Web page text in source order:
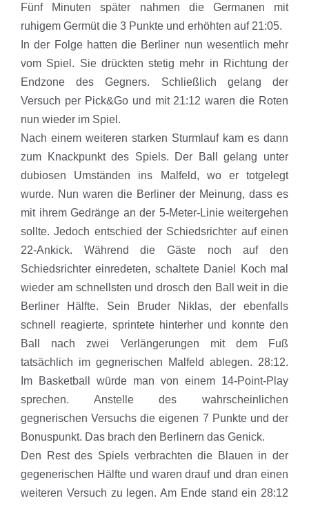
Fünf Minuten später nahmen die Germanen mit
ruhigem Germüt die 3 Punkte und erhöhten auf 21:05.
In der Folge hatten die Berliner nun wesentlich mehr
vom Spiel. Sie drückten stetig mehr in Richtung der
Endzone des Gegners. Schließlich gelang der
Versuch per Pick&Go und mit 21:12 waren die Roten
nun wieder im Spiel.
Nach einem weiteren starken Sturmlauf kam es dann
zum Knackpunkt des Spiels. Der Ball gelang unter
dubiosen Umständen ins Malfeld, wo er totgelegt
wurde. Nun waren die Berliner der Meinung, dass es
mit ihrem Gedränge an der 5-Meter-Linie weitergehen
sollte. Jedoch entschied der Schiedsrichter auf einen
22-Ankick. Während die Gäste noch auf den
Schiedsrichter einredeten, schaltete Daniel Koch mal
wieder am schnellsten und drosch den Ball weit in die
Berliner Hälfte. Sein Bruder Niklas, der ebenfalls
schnell reagierte, sprintete hinterher und konnte den
Ball nach zwei Verlängerungen mit dem Fuß
tatsächlich im gegnerischen Malfeld ablegen. 28:12.
Im Basketball würde man von einem 14-Point-Play
sprechen. Anstelle des wahrscheinlichen
gegnerischen Versuchs die eigenen 7 Punkte und der
Bonuspunkt. Das brach den Berlinern das Genick.
Den Rest des Spiels verbrachten die Blauen in der
gegenerischen Hälfte und waren drauf und dran einen
weiteren Versuch zu legen. Am Ende stand ein 28:12